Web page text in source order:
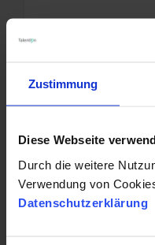
Zustimmung
Diese Webseite
Durch die weitere
Verwendung von
Datenschutzerklärung
29.07.2022 08:45:00 |